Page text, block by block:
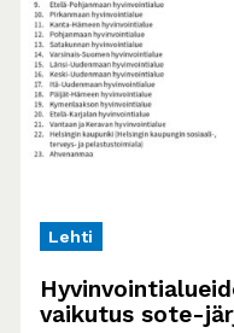
Lehti
vaikutus sote-